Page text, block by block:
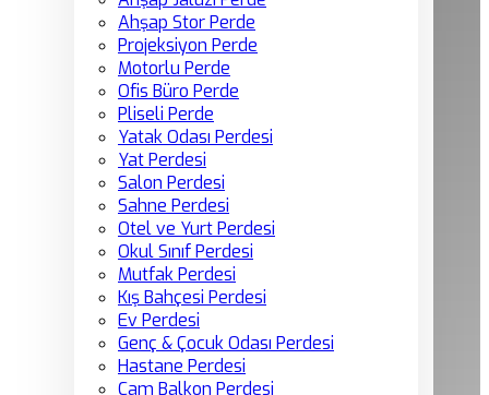
Ahşap Stor Perde
Projeksiyon Perde
Motorlu Perde
Ofis Büro Perde
Pliseli Perde
Yatak Odası Perdesi
Yat Perdesi
Salon Perdesi
Sahne Perdesi
Otel ve Yurt Perdesi
Okul Sınıf Perdesi
Mutfak Perdesi
Kış Bahçesi Perdesi
Ev Perdesi
Genç & Çocuk Odası Perdesi
Hastane Perdesi
Cam Balkon Perdesi